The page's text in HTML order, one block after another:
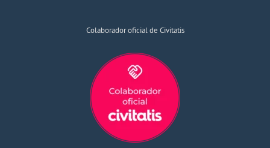
Colaborador oficial de Civitatis